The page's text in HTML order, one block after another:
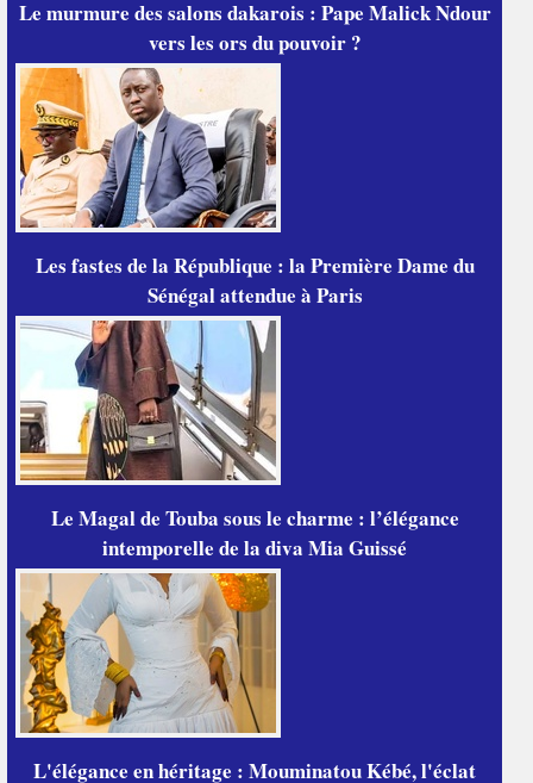
Le murmure des salons dakarois : Pape Malick Ndour
vers les ors du pouvoir ?
Les fastes de la République : la Première Dame du
Sénégal attendue à Paris
Le Magal de Touba sous le charme : l’élégance
intemporelle de la diva Mia Guissé
L'élégance en héritage : Mouminatou Kébé, l'éclat